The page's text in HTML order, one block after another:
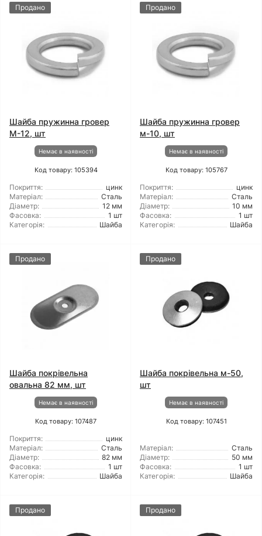
Продано
Шайба пружинна гровер
М-12, шт
Немає в наявності
Код товару: 105394
Покриття:
цинк
Матеріал:
Сталь
Діаметр:
12 мм
Фасовка:
1 шт
Категорія:
Шайба
Продано
Шайба пружинна гровер
м-10, шт
Немає в наявності
Код товару: 105767
Покриття:
цинк
Матеріал:
Сталь
Діаметр:
10 мм
Фасовка:
1 шт
Категорія:
Шайба
Продано
Шайба покрівельна
овальна 82 мм, шт
Немає в наявності
Код товару: 107487
Покриття:
цинк
Матеріал:
Сталь
Діаметр:
82 мм
Фасовка:
1 шт
Категорія:
Шайба
Продано
Шайба покрівельна м-50,
шт
Немає в наявності
Код товару: 107451
Матеріал:
Сталь
Діаметр:
50 мм
Фасовка:
1 шт
Категорія:
Шайба
Продано Продано